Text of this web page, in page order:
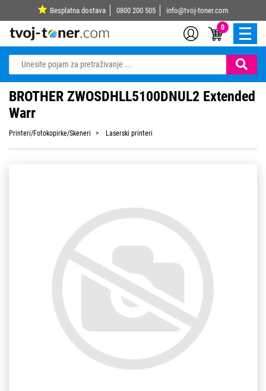
Besplatna dostava 0800 200 505 info@tvoj-toner.com
0
BROTHER ZWOSDHLL5100DNUL2 Extended
Warr
Printeri/Fotokopirke/Skeneri Laserski printeri